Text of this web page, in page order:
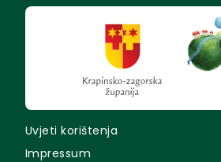
Uvjeti korištenja
Impressum